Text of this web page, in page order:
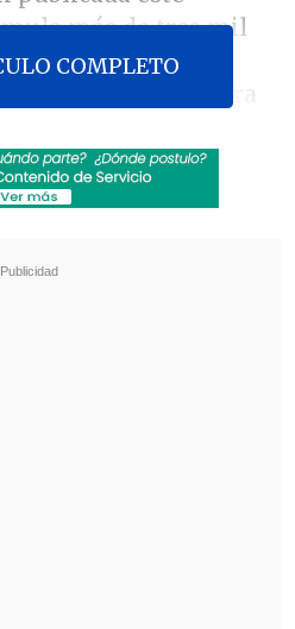
más de tres mil
de comentarios,
noticia para
desde 1982,antes de
COMPLETO